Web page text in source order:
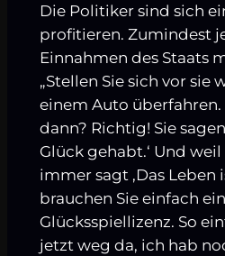
Die Politiker sind sich
profitieren. Zumindest
Einnahmen des Staats
„Stellen Sie sich vor sie
einem Auto überfahren.
dann? Richtig! Sie
Glück gehabt.‘ Und
immer sagt ‚Das Leben
brauchen Sie einfach
Glücksspiellizenz. So
jetzt weg da, ich hab